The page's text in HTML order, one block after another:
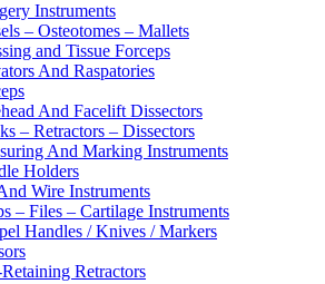
Instruments
– Osteotomes – Mallets
and Tissue Forceps
And Raspatories
And Facelift Dissectors
– Retractors – Dissectors
And Marking Instruments
Holders
Wire Instruments
– Files – Cartilage Instruments
Handles / Knives / Markers
Retractors